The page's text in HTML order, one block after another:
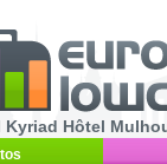
Kyriad Hôtel